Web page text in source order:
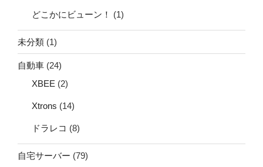
どこかにビューン！ (1)
未分類 (1)
自動車 (24)
XBEE (2)
Xtrons (14)
ドラレコ (8)
自宅サーバー (79)